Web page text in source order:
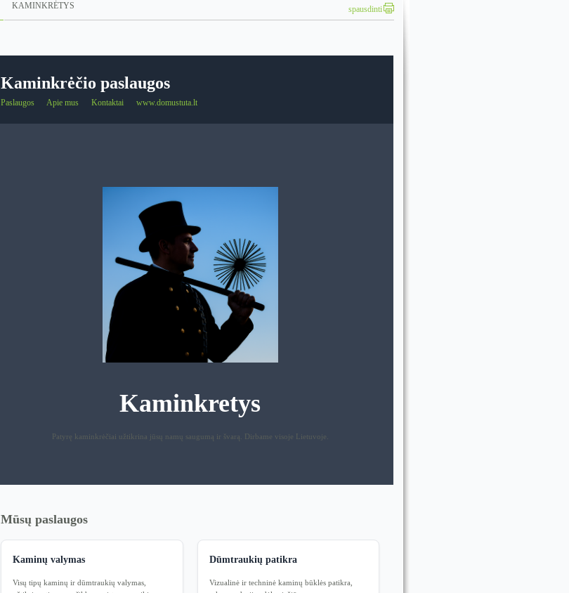
KAMINKRĖTYS spausdinti
Kaminkrėčio paslaugos
Paslaugos Apie mus Kontaktai www.domustuta.lt
Kaminkretys
Patyrę kaminkrėčiai užtikrina jūsų namų saugumą ir švarą. Dirbame visoje Lietuvoje.
Mūsų paslaugos
Kaminų valymas
Visų tipų kaminų ir dūmtraukių valymas,
Dūmtraukių patikra
Vizualinė ir techninė kaminų būklės patikra,